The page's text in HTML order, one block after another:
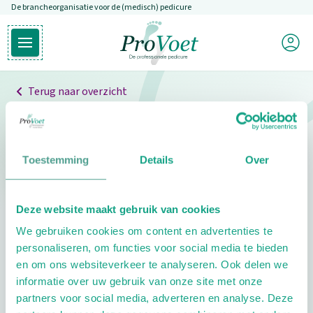
Toestemming Details Over
Deze website maakt gebruik van cookies
We gebruiken cookies om content en advertenties te
personaliseren, om functies voor social media te bieden
en om ons websiteverkeer te analyseren. Ook delen we
informatie over uw gebruik van onze site met onze
partners voor social media, adverteren en analyse. Deze
Overslaan en naar de inhoud gaan
De brancheorganisatie voor de (medisch) pedicure
Open hoofdmenu
Ga naar de homepagina
Mijn
Terug naar overzicht
Professionals
Pedicure niet gevonden
pedicure.